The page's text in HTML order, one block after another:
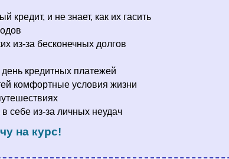
кредит, и не знает, как их гасить
из-за бесконечных долгов
кредитных платежей
комфортные условия жизни
себе из-за личных неудач
на курс!